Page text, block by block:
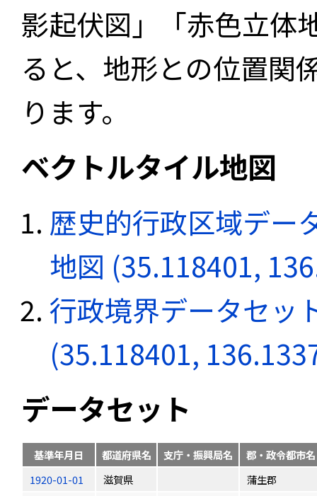
影起伏図」「赤色立体
ると、地形との位置関
ります。
ベクトルタイル地図
歴史的行政区域デー
地図 (35.118401,
行政境界データセッ
(35.118401,
データセット
基準年月日 都道府県名 支庁・振興局名
郡・政令都市名
1920-01-01
滋賀県
蒲生郡